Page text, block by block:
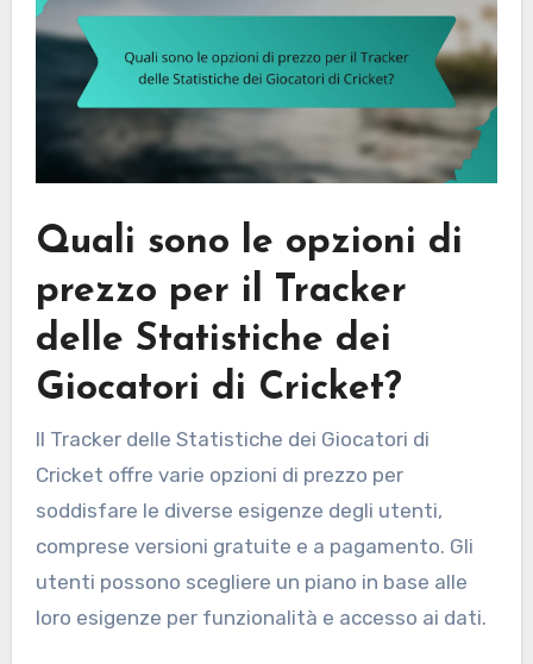
Quali sono le opzioni di
prezzo per il Tracker
delle Statistiche dei
Giocatori di Cricket?
Il Tracker delle Statistiche dei Giocatori di
Cricket offre varie opzioni di prezzo per
soddisfare le diverse esigenze degli utenti,
comprese versioni gratuite e a pagamento. Gli
utenti possono scegliere un piano in base alle
loro esigenze per funzionalità e accesso ai dati.